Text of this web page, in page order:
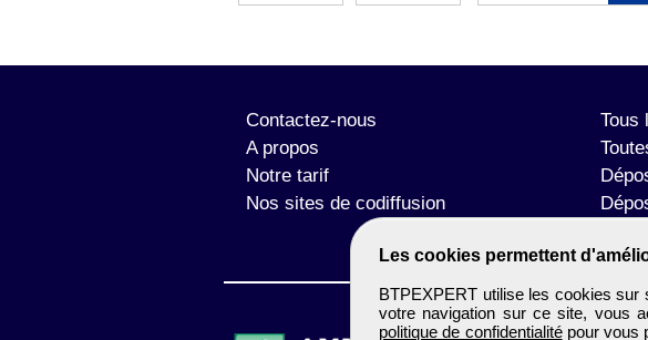
Les cookies permettent
BTPEXPERT utilise les cookies sur
votre navigation sur ce site, vous
politique de confidentialitépour vous
Contactez-nous
A propos
Notre tarif
Nos sites de codiffusion
Tous